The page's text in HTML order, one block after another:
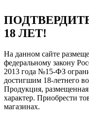
18 ЛЕТ!
На данном сайте
федеральному закону
2013 года №15-ФЗ
достигшим 18-летнего
Продукция,
характер. Приобрести
магазинах.